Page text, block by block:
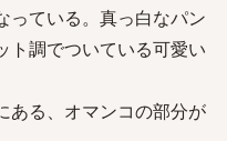
っている。真っ白なパン
ト調でついている可愛い
ある、オマンコの部分が